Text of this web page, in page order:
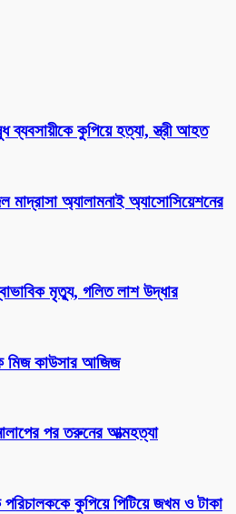
ব্যবসায়ীকে কুপিয়ে হত্যা, স্ত্রী আহত
অ্যালামনাই অ্যাসোসিয়েশনের
মৃত্যু, গলিত লাশ উদ্ধার
মিজ কাউসার আজিজ
পর তরুনের আত্মহত্যা
পরিচালককে কুপিয়ে পিটিয়ে জখম ও টাকা